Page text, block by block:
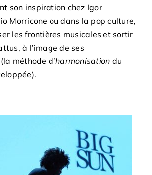
son inspiration chez Igor
Morricone ou dans la pop culture,
les frontières musicales et sortir
à l’image de ses
méthode d’harmonisation du